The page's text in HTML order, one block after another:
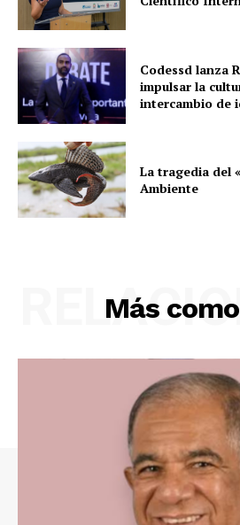
Codessd lanza
impulsar la
intercambio de
La tragedia del
Ambiente
Más